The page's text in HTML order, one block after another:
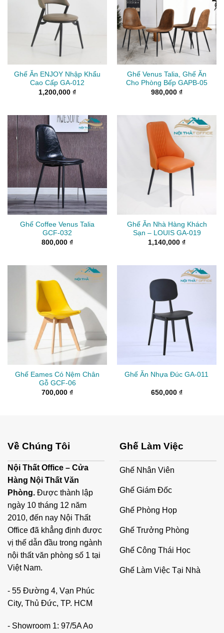
Ghế Ăn ENJOY Nhập Khẩu
Cao Cấp GA-012
1,200,000 ₫
Ghế Venus Talia, Ghế Ăn
Cho Phòng Bếp GAPB-05
980,000 ₫
Ghế Coffee Venus Talia
GCF-032
800,000 ₫
Ghế Ăn Nhà Hàng Khách
Sạn – LOUIS GA-019
1,140,000 ₫
Ghế Eames Có Nệm Chân
Gỗ GCF-06
700,000 ₫
Ghế Ăn Nhựa Đúc GA-011
650,000 ₫
Về Chúng Tôi
Nội Thất Office – Cửa
Hàng Nội Thất Văn
Phòng. Được thành lập
ngày 10 tháng 12 năm
2010, đến nay Nội Thất
Office đã khẳng định được
vị thế dẫn đầu trong ngành
nội thất văn phòng số 1 tại
Việt Nam.
- 55 Đường 4, Vạn Phúc
City, Thủ Đức, TP. HCM
- Showroom 1: 97/5A Ao
Ghế Làm Việc
Ghế Nhân Viên
Ghế Giám Đốc
Ghế Phòng Họp
Ghế Trưởng Phòng
Ghế Công Thái Học
Ghế Làm Việc Tại Nhà